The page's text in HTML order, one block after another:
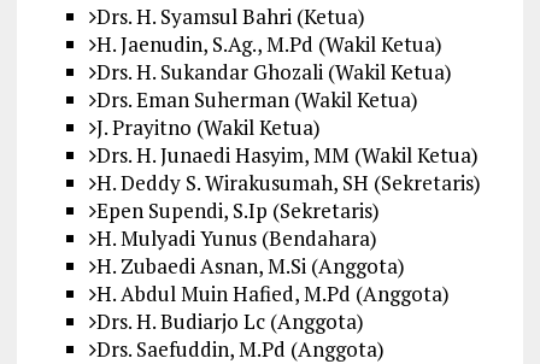
Drs. H. Syamsul Bahri (Ketua)
H. Jaenudin, S.Ag., M.Pd (Wakil Ketua)
Drs. H. Sukandar Ghozali (Wakil Ketua)
Drs. Eman Suherman (Wakil Ketua)
J. Prayitno (Wakil Ketua)
Drs. H. Junaedi Hasyim, MM (Wakil Ketua)
H. Deddy S. Wirakusumah, SH (Sekretaris)
Epen Supendi, S.Ip (Sekretaris)
H. Mulyadi Yunus (Bendahara)
H. Zubaedi Asnan, M.Si (Anggota)
H. Abdul Muin Hafied, M.Pd (Anggota)
Drs. H. Budiarjo Lc (Anggota)
Drs. Saefuddin, M.Pd (Anggota)